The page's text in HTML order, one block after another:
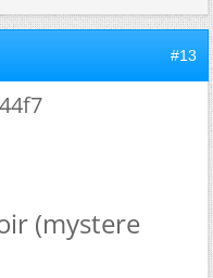
#13
(mystere